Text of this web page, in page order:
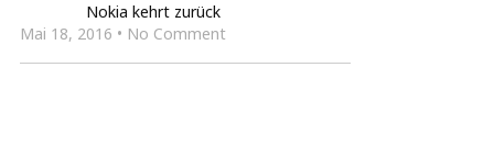
Nokia kehrt zurück
Mai 18, 2016 • No Comment